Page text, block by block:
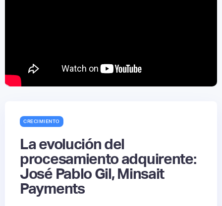
CRECIMIENTO
La evolución del
procesamiento adquirente:
José Pablo Gil, Minsait
Payments